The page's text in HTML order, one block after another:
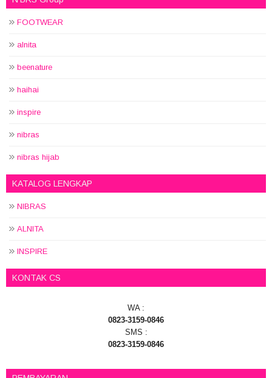
FOOTWEAR
alnita
beenature
haihai
inspire
nibras
nibras hijab
KATALOG LENGKAP
NIBRAS
ALNITA
INSPIRE
KONTAK CS
WA :
0823-3159-0846
SMS :
0823-3159-0846